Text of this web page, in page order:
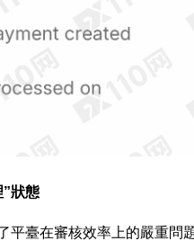
”狀態
平臺在審核效率上的嚴重問